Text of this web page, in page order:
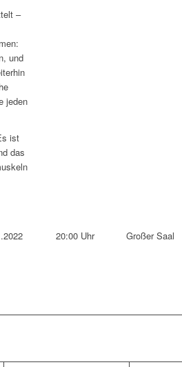
–
und
jeden
ist
das
20:00 Uhr Großer Saal